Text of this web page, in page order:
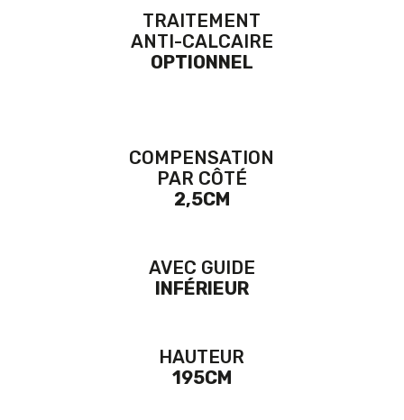
TRAITEMENT
ANTI-CALCAIRE
OPTIONNEL
COMPENSATION
PAR CÔTÉ
2,5CM
AVEC GUIDE
INFÉRIEUR
HAUTEUR
195CM